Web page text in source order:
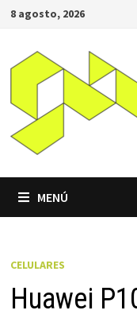
Saltar
contenido
8 agosto, 2026
MENÚ
CELULARES
Huawei